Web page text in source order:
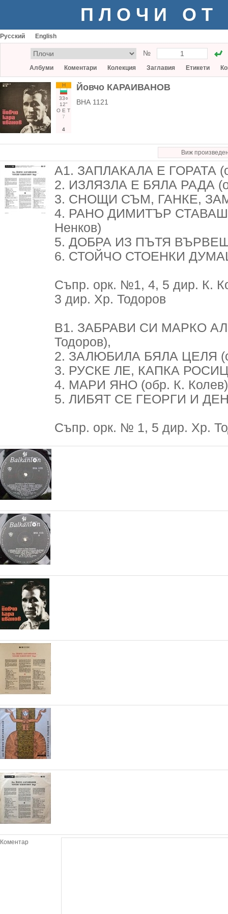
ПЛОЧИ ОТ
Русский English
№
Албуми Коментари Колекция Заглавия Етикети
Н
33○
12"
О Е Т
7
4
Йовчо КАРАИВАНОВ
ВНА 1121
Виж
А1. ЗАПЛАКАЛА E ГОРАТА
2. ИЗЛЯЗЛА Е БЯЛА РАДА
3. СНОЩИ СЪМ, ГАНКЕ,
4. РАНО ДИМИТЪР СТАВАШЕ
Ненков)
5. ДОБРА ИЗ ПЪТЯ
6. СТОЙЧО СТОЕНКИ
Съпр. орк. №1, 4, 5 дир. К.
3 дир. Хр. Тодоров
В1. ЗАБРАВИ СИ МАРКО
Тодоров),
2. ЗАЛЮБИЛА БЯЛА ЦЕЛЯ
3. РУСКЕ ЛЕ, КАПКА
4. МАРИ ЯНО (обр. К. Колев)
5. ЛИБЯТ СЕ ГЕОРГИ И
Съпр. орк. № 1, 5 дир. Хр.
Коментар